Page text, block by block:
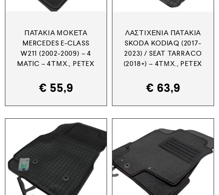
ΠΑΤΆΚΙΑ ΜΟΚΈΤΑ
MERCEDES E-CLASS
W211 (2002-2009) – 4
MATIC – 4ΤΜΧ., PETEX
€ 55,9
ΛΑΣΤΙΧΈΝΙΑ ΠΑΤΆΚΙΑ
SKODA KODIAQ (2017-
2023) / SEAT TARRACO
(2018+) – 4ΤΜΧ., PETEX
€ 63,9